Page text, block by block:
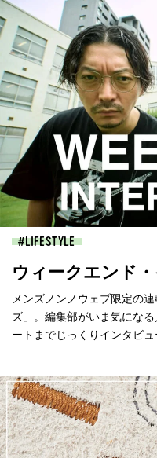
LIFESTYLE
ウィークエンド
メンズノンノウェブ限定の
ズ」。編集部がいま気にな
ートまでじっくりインタビュ